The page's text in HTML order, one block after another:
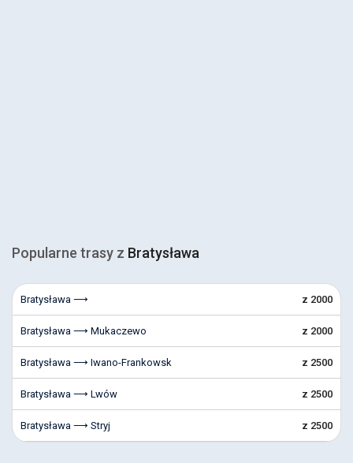
Popularne trasy z Bratysława
Bratysława ⟶ z 2000
Bratysława ⟶ Mukaczewo z 2000
Bratysława ⟶ Iwano-Frankowsk z 2500
Bratysława ⟶ Lwów z 2500
Bratysława ⟶ Stryj z 2500